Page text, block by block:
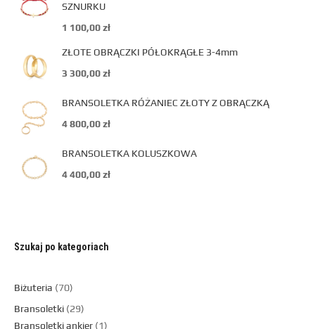
SZNURKU
1 100,00zł
ZŁOTE OBRĄCZKI PÓŁOKRĄGŁE 3-4mm
3 300,00zł
BRANSOLETKA RÓŻANIEC ZŁOTY Z OBRĄCZKĄ
4 800,00zł
BRANSOLETKA KOLUSZKOWA
4 400,00zł
Szukaj po kategoriach
Biżuteria
70
Bransoletki 29
Bransoletki ankier 1